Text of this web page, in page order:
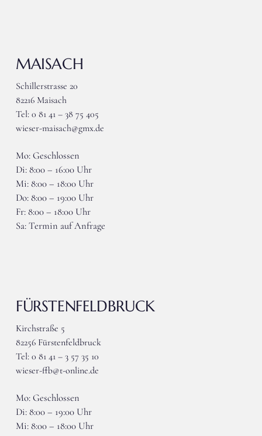
MAISACH
Schillerstrasse 20
82216 Maisach
Tel: 0 81 41 – 38 75 405
wieser-maisach@gmx.de
Mo: Geschlossen
Di: 8:00 – 16:00 Uhr
Mi: 8:00 – 18:00 Uhr
Do: 8:00 – 19:00 Uhr
Fr: 8:00 – 18:00 Uhr
Sa: Termin auf Anfrage
FÜRSTENFELDBRUCK
Kirchstraße 5
82256 Fürstenfeldbruck
Tel: 0 81 41 – 3 57 35 10
wieser-ffb@t-online.de
Mo: Geschlossen
Di: 8:00 – 19:00 Uhr
Mi: 8:00 – 18:00 Uhr